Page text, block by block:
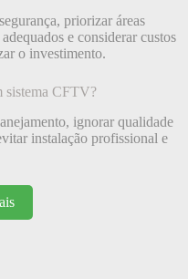
priorizar áreas
e considerar custos
o investimento.
sistema CFTV?
ignorar qualidade
instalação profissional e